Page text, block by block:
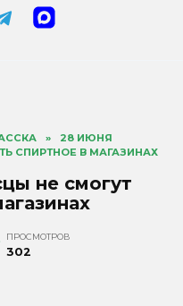
»
28 ИЮНЯ
СПИРТНОЕ В МАГАЗИНАХ
не смогут
ПРОСМОТРОВ
302